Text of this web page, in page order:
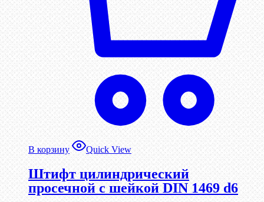
В корзину Quick View
Штифт цилиндрический
просечной с шейкой DIN 1469 d6